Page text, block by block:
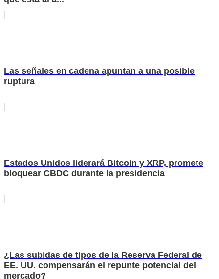
Las señales en cadena apuntan a una posible
ruptura
Estados Unidos liderará Bitcoin y XRP, promete
bloquear CBDC durante la presidencia
¿Las subidas de tipos de la Reserva Federal de
EE. UU. compensarán el repunte potencial del
mercado?